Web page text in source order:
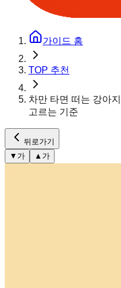
가이드 홈
TOP 추천
차만 타면 떠는 강아
고르는 기준
뒤로가기
▼ 가 ▲ 가